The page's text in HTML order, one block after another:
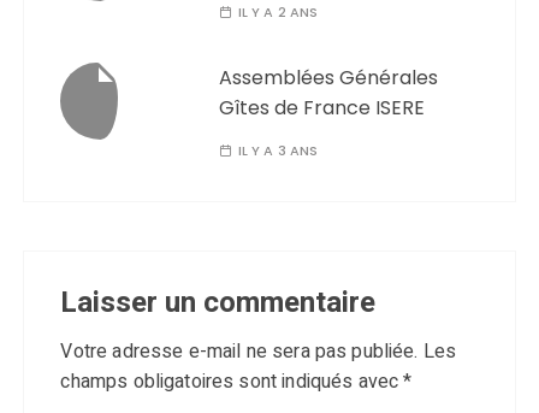
IL Y A 2 ANS
Assemblées Générales
Gîtes de France ISERE
IL Y A 3 ANS
Laisser un commentaire
Votre adresse e-mail ne sera pas publiée. Les
champs obligatoires sont indiqués avec*